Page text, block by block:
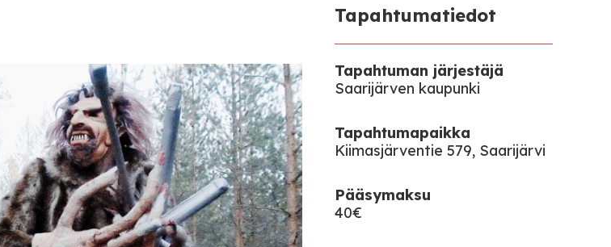
Tapahtumatiedot
Tapahtuman järjestäjä
Saarijärven kaupunki
Tapahtumapaikka
Kiimasjärventie 579, Saarijärvi
Pääsymaksu
40€